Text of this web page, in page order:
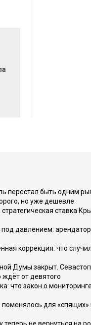
перестал быть одним
но уже дешевле
ставка
под давлением:
коррекция: что
Думы закрыт.
ждёт от девятого
что закон о
для «спящих»